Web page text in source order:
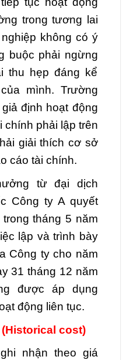
trong tương lai
không có ý
buộc phải ngừng
thu hẹp đáng kể
mình. Trường
định hoạt động
chính phải lập trên
giải thích cơ sở
cáo tài chính.
từ đại dịch
Công ty A quyết
tháng 5 năm
lập và trình bày
Công ty cho năm
31 tháng 12 năm
được áp dụng
động liên tục.
cost)
nhận theo giá